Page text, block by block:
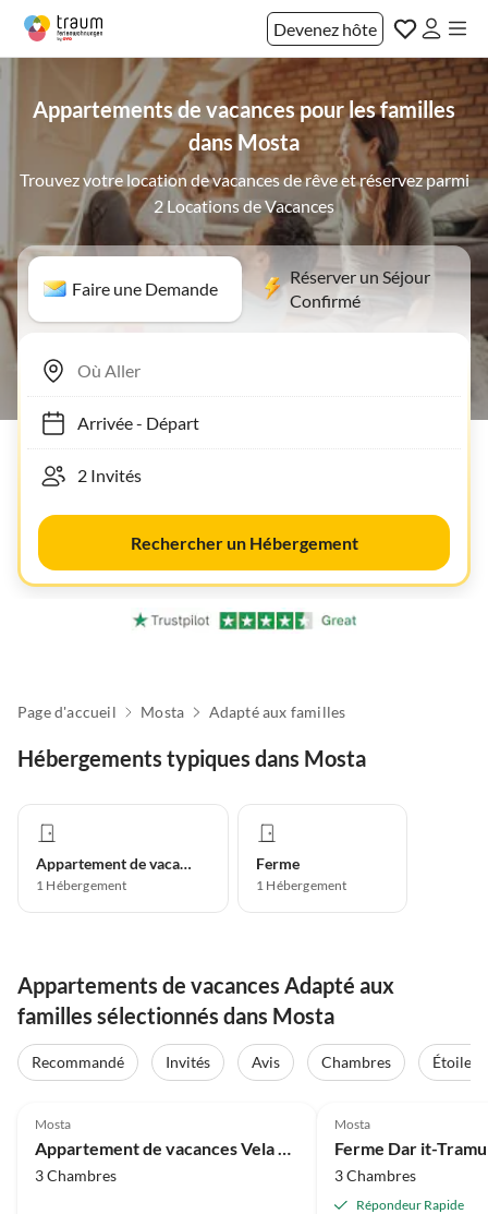
Devenez hôte
Appartements de vacances pour les familles
dans Mosta
Trouvez votre location de vacances de rêve et réservez parmi
2 Locations de Vacances
Faire une Demande
Réserver un Séjour
Confirmé
Arrivée- Départ
Rechercher un Hébergement
Page d'accueil Mosta Adapté aux familles
Hébergements typiques dans Mosta
Appartement de vacances
1 Hébergement
Ferme
1 Hébergement
Appartements de vacances Adapté aux
familles sélectionnés dans Mosta
Recommandé Invités Avis Chambres Étoiles
Mosta
3 Chambres
Mosta
Ferme Dar it-
3 Chambres
Répondeur Rapide